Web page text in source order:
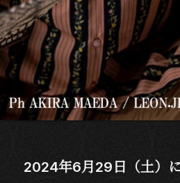
2024年6月29日（土）